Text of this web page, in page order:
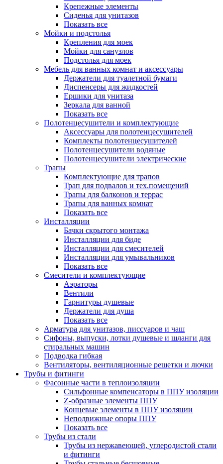
Крепежные элементы
Сиденья для унитазов
Показать все
Мойки и подстолья
Крепления для моек
Мойки для санузлов
Подстолья для моек
Мебель для ванных комнат и аксессуары
Держатели для туалетной бумаги
Диспенсеры для жидкостей
Ершики для унитаза
Зеркала для ванной
Показать все
Полотенцесушители и комплектующие
Аксессуары для полотенцесушителей
Комплекты полотенцесушителей
Полотенцесушители водяные
Полотенцесушители электрические
Трапы
Комплектующие для трапов
Трап для подвалов и тех.помещений
Трапы для балконов и террас
Трапы для ванных комнат
Показать все
Инсталляции
Бачки скрытого монтажа
Инсталляции для биде
Инсталляции для смесителей
Инсталляции для умывальников
Показать все
Смесители и комплектующие
Аэраторы
Вентили
Гарнитуры душевые
Держатели для душа
Показать все
Арматура для унитазов, писсуаров и чаш
Сифоны, выпуски, лотки душевые и шланги для
стиральных машин
Подводка гибкая
Вентиляторы, вентиляционные решетки и лючки
Трубы и фитинги
Фасонные части в теплоизоляции
Cильфонные компенсаторы в ППУ изоляции
Z-образные элементы ППУ
Концевые элементы в ППУ изоляции
Неподвижные опоры ППУ
Показать все
Трубы из стали
Трубы из нержавеющей, углеродистой стали
и фитинги